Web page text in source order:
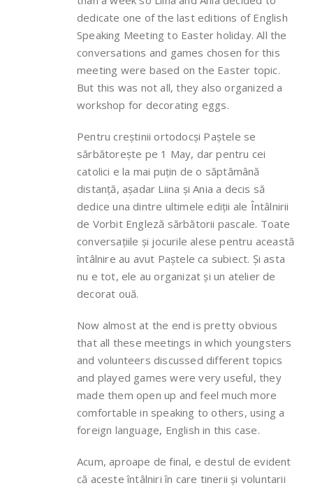
dedicate one of the last editions of English
Speaking Meeting to Easter holiday. All the
conversations and games chosen for this
meeting were based on the Easter topic.
But this was not all, they also organized a
workshop for decorating eggs.
Pentru creștinii ortodocși Paștele se
sărbătorește pe 1 May, dar pentru cei
catolici e la mai puțin de o săptămână
distanță, așadar Liina și Ania a decis să
dedice una dintre ultimele ediții ale Întâlnirii
de Vorbit Engleză sărbătorii pascale. Toate
conversațiile și jocurile alese pentru această
întâlnire au avut Paștele ca subiect. Și asta
nu e tot, ele au organizat și un atelier de
decorat ouă.
Now almost at the end is pretty obvious
that all these meetings in which youngsters
and volunteers discussed different topics
and played games were very useful, they
made them open up and feel much more
comfortable in speaking to others, using a
foreign language, English in this case.
Acum, aproape de final, e destul de evident
că aceste întâlniri în care tinerii și voluntarii